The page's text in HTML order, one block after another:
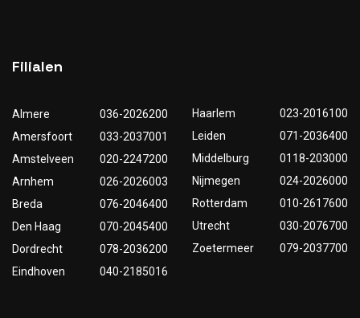
Filialen
Almere
036-2026200
Amersfoort
033-2037001
Amstelveen
020-2247200
Arnhem
026-2026003
Breda
076-2046400
Den Haag
070-2045400
Dordrecht
078-2036200
Eindhoven
040-2185016
Haarlem
023-2016100
Leiden
071-2036400
Middelburg
0118-203000
Nijmegen
024-2026000
Rotterdam
010-2617600
Utrecht
030-2076700
Zoetermeer
079-2037700